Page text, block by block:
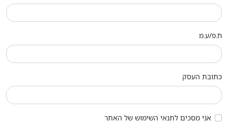
ח.פ/ע.מ
כתובת העסק
אני מסכים לתנאי השימוש של האתר